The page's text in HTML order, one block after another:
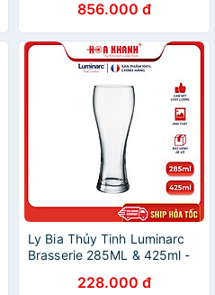
856.000 đ
Ly Bia Thủy Tinh Luminarc
Brasserie 285ML & 425ml -
228.000 đ